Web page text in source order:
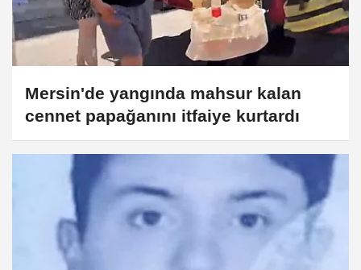
Mersin'de yangında mahsur kalan
cennet papağanını itfaiye kurtardı